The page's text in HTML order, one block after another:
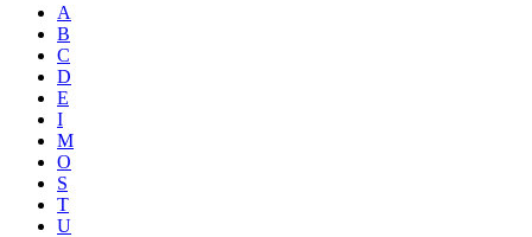
A
B
C
D
E
I
M
O
S
T
U